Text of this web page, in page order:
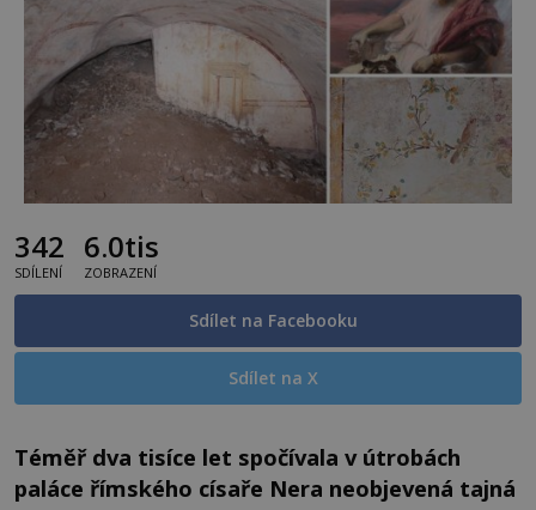
342
SDÍLENÍ
6.0tis
ZOBRAZENÍ
Sdílet na Facebooku
Sdílet na X
Téměř dva tisíce let spočívala v útrobách
paláce římského císaře Nera neobjevená tajná